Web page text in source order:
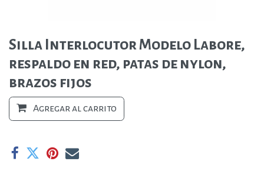
Silla Interlocutor Modelo Labore,
respaldo en red, patas de nylon,
brazos fijos
Agregar al carrito